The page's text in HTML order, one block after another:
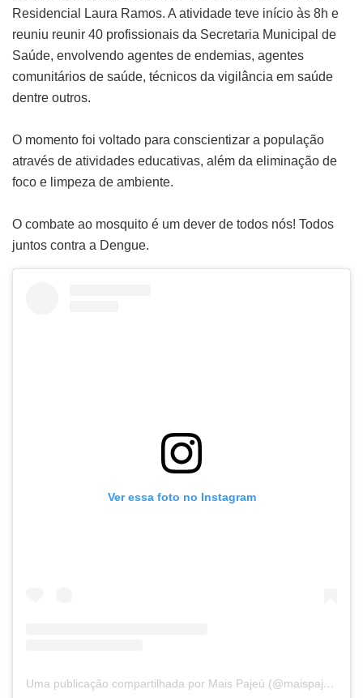
Residencial Laura Ramos. A atividade teve início às 8h e
reuniu reunir 40 profissionais da Secretaria Municipal de
Saúde, envolvendo agentes de endemias, agentes
comunitários de saúde, técnicos da vigilância em saúde
dentre outros.
O momento foi voltado para conscientizar a população
através de atividades educativas, além da eliminação de
foco e limpeza de ambiente.
O combate ao mosquito é um dever de todos nós! Todos
juntos contra a Dengue.
Ver essa foto no Instagram
Uma publicação compartilhada por Mais Pajeú (@maispajeu)